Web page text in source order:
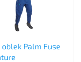
oblek Palm Fuse